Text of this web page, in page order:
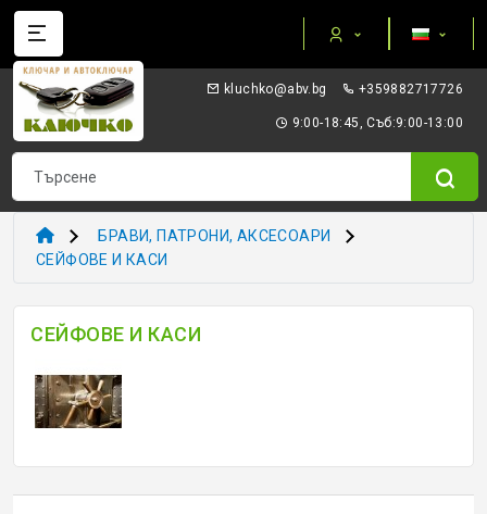
gb.vba@okhculk +359882717726
9:00-18:45, Съб:9:00-13:00
Категории
AUTEL ПРИБОРИ И ОБОРУДВАНЕ
I/O TERMINAL
KEYDIY - ПРИБОРИ КЛЮЧОВЕ ТРАНСПОНДЕРИ
XHORSE VVDI
ТРАНСПОНДЕР И ECU ПРИБОРИ
ЗАГОТОВКИ ERREBI
ЗАГОТОВКИ ДРУГИ
БРАВИ, ПАТРОНИ, АКСЕСОАРИ
СЕЙФОВЕ И КАСИ
СЕЙФОВЕ И КАСИ